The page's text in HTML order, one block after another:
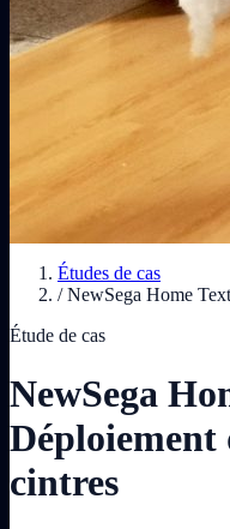
Études de cas
/ NewSega Home
Étude de cas
NewSega
Déploiement
cintres